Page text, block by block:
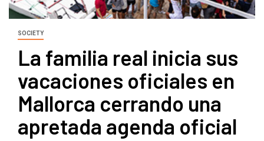
SOCIETY
La familia real inicia sus
vacaciones oficiales en
Mallorca cerrando una
apretada agenda oficial